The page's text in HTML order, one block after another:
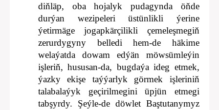
diňläp, oba hojalyk pudagynda öňde
durýan wezipeleri üstünlikli ýerine
ýetirmäge jogapkärçilikli çemeleşmegiň
zerurdygyny belledi hem-de häkime
welaýatda dowam edýän möwsümleýin
işleriň, hususan-da, bugdaýa ideg etmek,
ýazky ekişe taýýarlyk görmek işleriniň
talabalaýyk geçirilmegini üpjün etmegi
tabşyrdy. Şeýle-de döwlet Baştutanymyz